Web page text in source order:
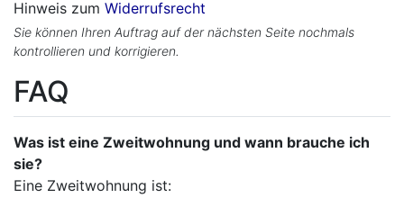
Hinweis zum Widerrufsrecht
Sie können Ihren Auftrag auf der nächsten Seite nochmals
kontrollieren und korrigieren.
FAQ
Was ist eine Zweitwohnung und wann brauche ich
sie?
Eine Zweitwohnung ist: